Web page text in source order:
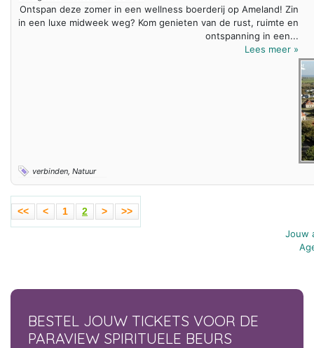
Ontspan deze zomer in een wellness boerderij op Ameland! Zin
in een luxe midweek weg? Kom genieten van de rust, ruimte en
ontspanning in een...
Lees meer »
verbinden, Natuur
<< < 1 2 >
>>
Jouw
BESTEL JOUW TICKETS VOOR DE
PARAVIEW SPIRITUELE BEURS